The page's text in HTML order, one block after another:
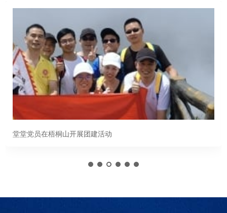
堂堂党员在梧桐山开展团建活动